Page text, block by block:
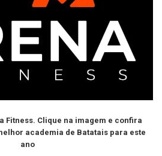
Fitness. Clique na imagem e confira
academia de Batatais para este
ano